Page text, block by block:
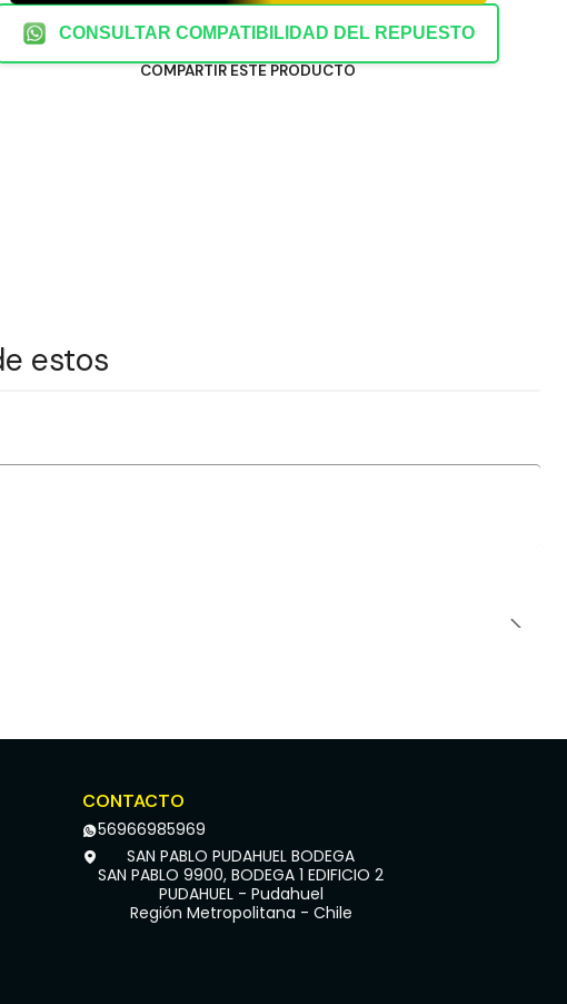
CONSULTAR COMPATIBILIDAD DEL REPUESTO
COMPARTIR ESTE PRODUCTO
estos
CONTACTO
56966985969
SAN PABLO PUDAHUEL BODEGA
SAN PABLO 9900, BODEGA 1 EDIFICIO 2
PUDAHUEL - Pudahuel
Región Metropolitana - Chile